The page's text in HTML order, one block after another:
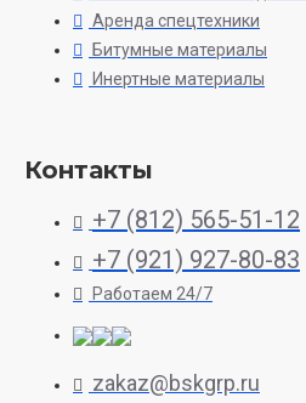
Аренда спецтехники
Битумные материалы
Инертные материалы
Контакты
+7 (812) 565-51-12
+7 (921) 927-80-83
Работаем 24/7
zakaz@bskgrp.ru